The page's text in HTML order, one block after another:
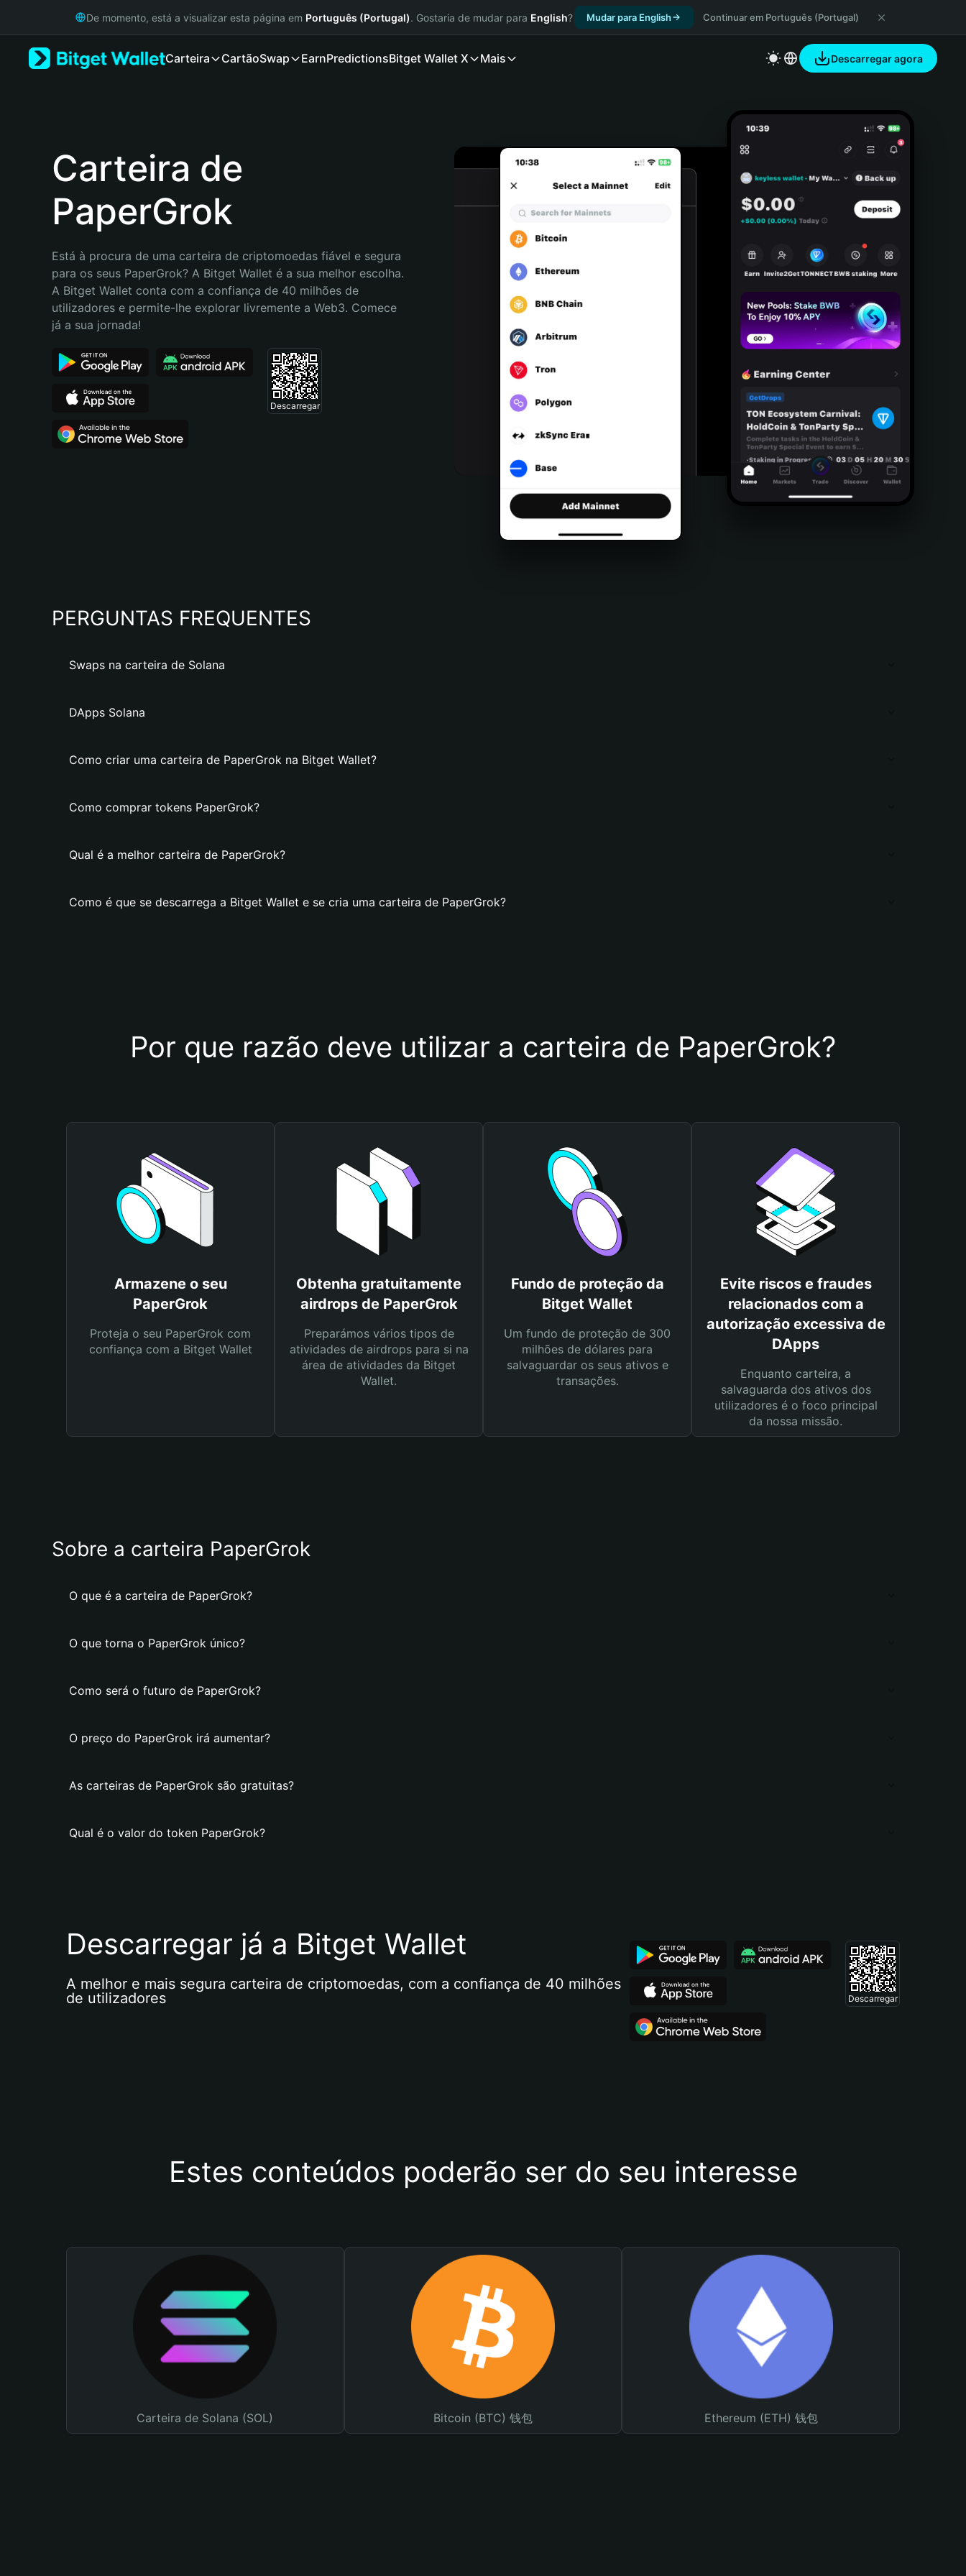
Русский
Português (Portugal)
Bahasa Indonesia
Português (Brasil)
Español (Argentina)
De momento, está a visualizar esta página em Português (Portugal). Gostaria de mudar para English? Mudar para English Continuar em Português (Portugal)
Carteira CartãoSwap EarnPredictionsBitget Wallet X Mais Descarregar agora
Carteira de
PaperGrok
Está à procura de uma carteira de criptomoedas fiável e segura
para os seus PaperGrok? A Bitget Wallet é a sua melhor escolha.
A Bitget Wallet conta com a confiança de 40 milhões de
utilizadores e permite-lhe explorar livremente a Web3. Comece
já a sua jornada!
Descarregar
PERGUNTAS FREQUENTES
Swaps na carteira de Solana
DApps Solana
Como criar uma carteira de PaperGrok na Bitget Wallet?
Como comprar tokens PaperGrok?
Qual é a melhor carteira de PaperGrok?
Como é que se descarrega a Bitget Wallet e se cria uma carteira de PaperGrok?
Por que razão deve utilizar a carteira de PaperGrok?
Armazene o seu
PaperGrok
Proteja o seu PaperGrok com
confiança com a Bitget Wallet
Obtenha gratuitamente
airdrops de PaperGrok
Preparámos vários tipos de
atividades de airdrops para si na
área de atividades da Bitget
Wallet.
Fundo de proteção da
Bitget Wallet
Um fundo de proteção de 300
milhões de dólares para
salvaguardar os seus ativos e
transações.
Evite riscos e fraudes
relacionados com a
autorização excessiva de
DApps
Enquanto carteira, a
salvaguarda dos ativos dos
utilizadores é o foco principal
da nossa missão.
Sobre a carteira PaperGrok
O que é a carteira de PaperGrok?
O que torna o PaperGrok único?
Como será o futuro de PaperGrok?
O preço do PaperGrok irá aumentar?
As carteiras de PaperGrok são gratuitas?
Qual é o valor do token PaperGrok?
Descarregar já a Bitget Wallet
A melhor e mais segura carteira de criptomoedas, com a confiança de 40 milhões
de utilizadores
Descarregar
Estes conteúdos poderão ser do seu interesse
Carteira de Solana (SOL) Bitcoin (BTC) 钱包 Ethereum (ETH) 钱包